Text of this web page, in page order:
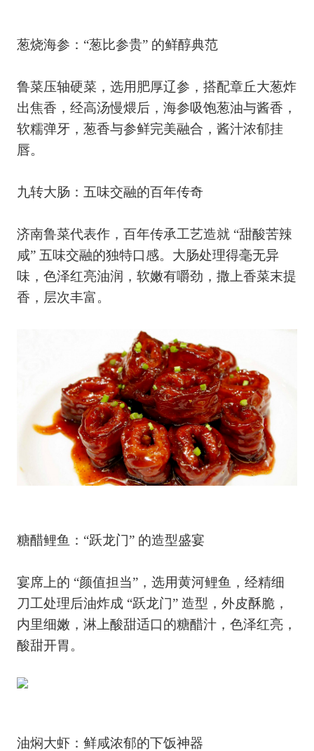
葱烧海参：“葱比参贵” 的鲜醇典范
鲁菜压轴硬菜，选用肥厚辽参，搭配章丘大葱炸
出焦香，经高汤慢煨后，海参吸饱葱油与酱香，
软糯弹牙，葱香与参鲜完美融合，酱汁浓郁挂
唇。
九转大肠：五味交融的百年传奇
济南鲁菜代表作，百年传承工艺造就 “甜酸苦辣
咸” 五味交融的独特口感。大肠处理得毫无异
味，色泽红亮油润，软嫩有嚼劲，撒上香菜末提
香，层次丰富。
糖醋鲤鱼：“跃龙门” 的造型盛宴
宴席上的 “颜值担当”，选用黄河鲤鱼，经精细
刀工处理后油炸成 “跃龙门” 造型，外皮酥脆，
内里细嫩，淋上酸甜适口的糖醋汁，色泽红亮，
酸甜开胃。
油焖大虾：鲜咸浓郁的下饭神器